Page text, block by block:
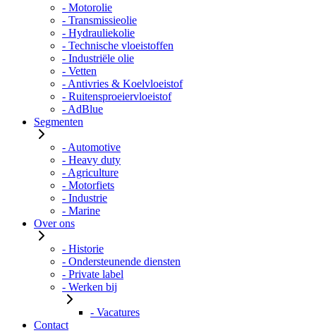
- Motorolie
- Transmissieolie
- Hydrauliekolie
- Technische vloeistoffen
- Industriële olie
- Vetten
- Antivries & Koelvloeistof
- Ruitensproeiervloeistof
- AdBlue
Segmenten
- Automotive
- Heavy duty
- Agriculture
- Motorfiets
- Industrie
- Marine
Over ons
- Historie
- Ondersteunende diensten
- Private label
- Werken bij
- Vacatures
Contact